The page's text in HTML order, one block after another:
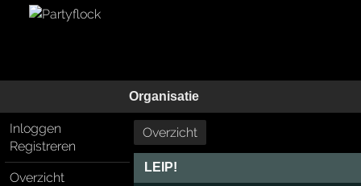
Organisatie
Inloggen
Registreren
Overzicht
Overzicht
LEIP!